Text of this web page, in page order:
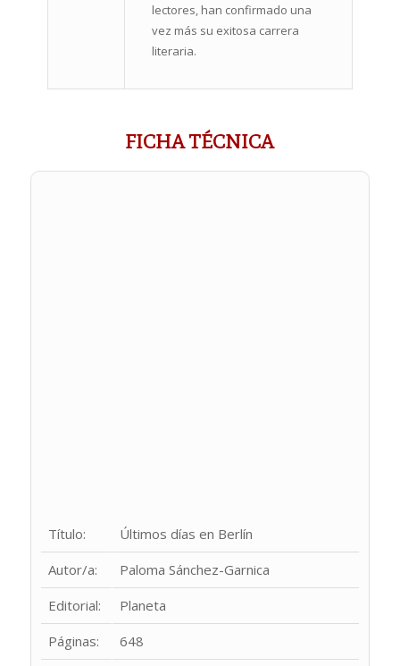
lectores, han confirmado una
vez más su exitosa carrera
literaria.
FICHA TÉCNICA
Título:
Últimos días en Berlín
Autor/a:
Paloma Sánchez-Garnica
Editorial:
Planeta
Páginas:
648